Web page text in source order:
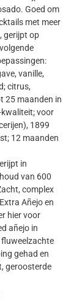
Goed om
met meer
gerijpt op
vanille,
citrus,
25 maanden in
voor
1899
12 maanden
in
van 600
complex
Añejo en
hier voor
añejo in
fluweelzachte
gehad en
geroosterde